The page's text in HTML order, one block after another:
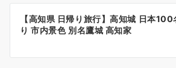
ン
【高知県 日帰り旅行】高知城 日本100
り 市内景色 別名鷹城 高知家